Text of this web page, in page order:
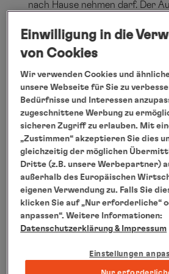
nach Hause nehmen darf. Der
fünfeinhalb Stunden.
Die Asien-Kreuzfahrt mit der
vom 25.03. bis zum 07.04.2016
Mumbai nach Dubai über
Fakkan/Ver. Arab. Emirate,
Khasab/Musandam/Oman,
(Menama)/Bahrain, Doha/
Dhabi/Ver. Arab. Emirate. Die
buchbar ab 7.360 € pro
Abreise ab/bis Deutschland.
Hamburg, Februar 2016
Einwilligung in die
von Cookies
Wir verwenden Cookies und
unsere Webseite für Sie zu
Bedürfnisse und Interessen
zugeschnittene Werbung zu
sicheren Zugriff zu erlauben. Mit
„Zustimmen“ akzeptieren Sie dies
gleichzeitig der möglichen
Dritte (z.B. unsere Werbepartner)
außerhalb des Europäischen
eigenen Verwendung zu. Falls Sie
klicken Sie auf „Nur erforderliche“
anpassen“. Weitere Informationen:
Datenschutzerklärung & Impressum
Einstellungen